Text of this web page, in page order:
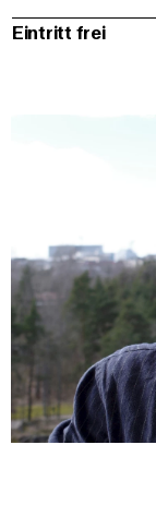
Eintritt frei